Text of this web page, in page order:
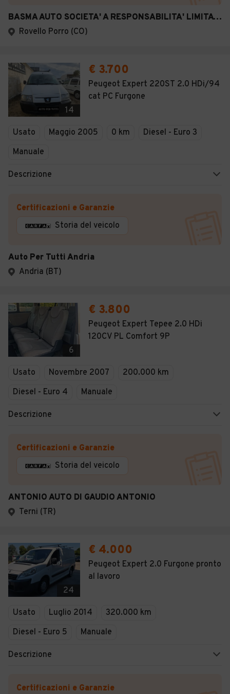
BASMA AUTO SOCIETA' A RESPONSABILITA' LIMITATA SEM
Rovello Porro (CO)
14
€ 3.700
Peugeot Expert 220ST 2.0 HDi/94
cat PC Furgone
Usato Maggio 2005 0 km
Diesel - Euro 3
Manuale
Descrizione
Certificazioni e Garanzie
Storia del veicolo
Auto Per Tutti Andria
Andria (BT)
6
€ 3.800
Peugeot Expert Tepee 2.0 HDi
120CV PL Comfort 9P
Usato Novembre 2007
200.000 km
Diesel - Euro 4
Manuale
Descrizione
Certificazioni e Garanzie
Storia del veicolo
ANTONIO AUTO DI GAUDIO ANTONIO
Terni (TR)
24
€ 4.000
Peugeot Expert 2.0 Furgone pronto
al lavoro
Usato Luglio 2014
320.000 km
Diesel - Euro 5
Manuale
Descrizione
Certificazioni e Garanzie